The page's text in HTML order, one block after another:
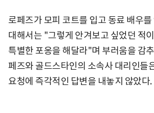
로페즈가 모피 코트를 입고 동료 배우를
대해서는 "그렇게 안겨보고 싶었던 적
특별한 포옹을 해달라"며 부러움을 감
페즈와 골드스타인의 소속사 대리인들
요청에 즉각적인 답변을 내놓지 않았다.